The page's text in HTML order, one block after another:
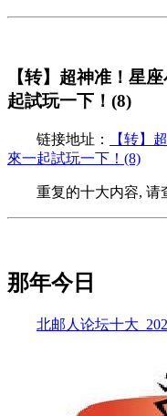
【转】超神准！星
起試玩一下！(8)
链接地址：
【转】
來一起試玩一下！(8)
重复的十大内容, 请
那年今日
北邮人论坛十大